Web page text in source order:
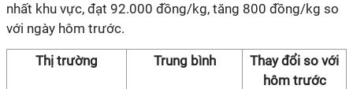
nhất khu vực, đạt 92.000 đồng/kg, tăng 800 đồng/kg so
với ngày hôm trước.
Thị trường Trung bình
Thay đổi so với
hôm trước